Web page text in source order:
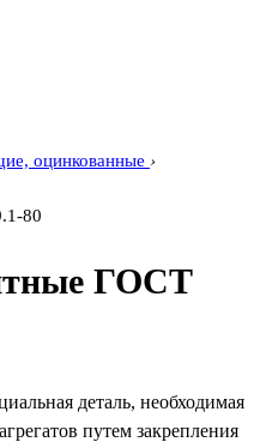
оцинкованные ›
80
ГОСТ
деталь, необходимая
путем закрепления